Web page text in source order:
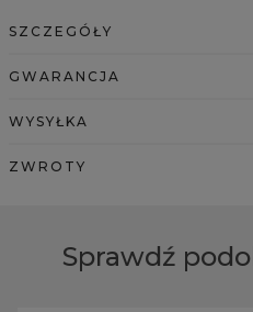
SZCZEGÓŁY
GWARANCJA
WYSYŁKA
ZWROTY
Sprawdź